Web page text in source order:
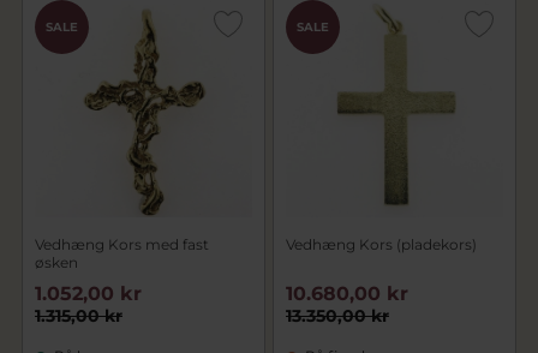
SALE
Vedhæng Kors med fast
øsken
1.315,00 kr
1.052,00 kr
SALE
Vedhæng Kors (pladekors)
13.350,00 kr
10.680,00 kr